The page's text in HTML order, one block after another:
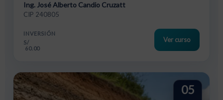
Ing. José Alberto Candio Cruzatt
CIP 240805
INVERSIÓN
S/
60.00
Ver curso
05